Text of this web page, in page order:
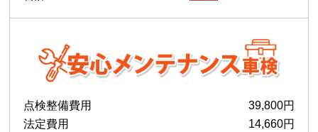
点検整備費用
39,800円
法定費用
14,660円